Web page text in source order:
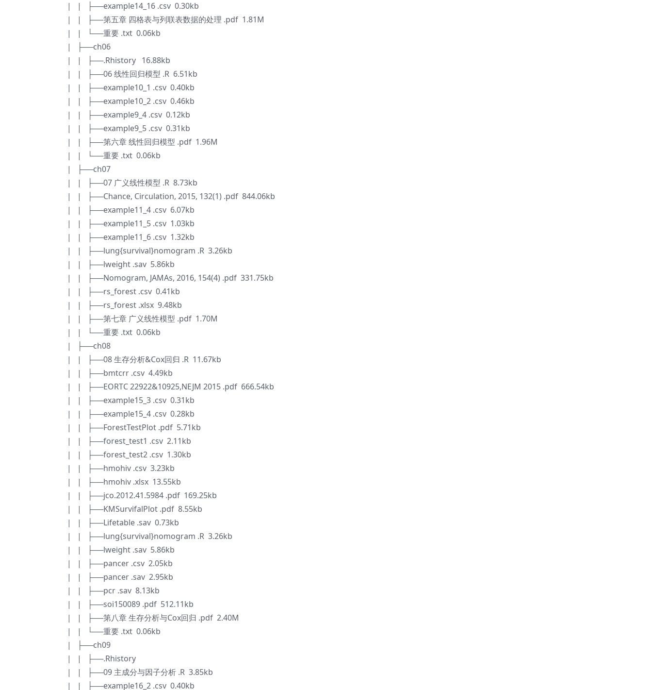
| | ├──example14_16 .csv 0.30kb
| | ├──第五章 四格表与列联表数据的处理 .pdf 1.81M
| | └──重要 .txt 0.06kb
| ├──ch06
| | ├──.Rhistory 16.88kb
| | ├──06 线性回归模型 .R 6.51kb
| | ├──example10_1 .csv 0.40kb
| | ├──example10_2 .csv 0.46kb
| | ├──example9_4 .csv 0.12kb
| | ├──example9_5 .csv 0.31kb
| | ├──第六章 线性回归模型 .pdf 1.96M
| | └──重要 .txt 0.06kb
| ├──ch07
| | ├──07 广义线性模型 .R 8.73kb
| | ├──Chance, Circulation, 2015, 132(1) .pdf 844.06kb
| | ├──example11_4 .csv 6.07kb
| | ├──example11_5 .csv 1.03kb
| | ├──example11_6 .csv 1.32kb
| | ├──lung{survival}nomogram .R 3.26kb
| | ├──lweight .sav 5.86kb
| | ├──Nomogram, JAMAs, 2016, 154(4) .pdf 331.75kb
| | ├──rs_forest .csv 0.41kb
| | ├──rs_forest .xlsx 9.48kb
| | ├──第七章 广义线性模型 .pdf 1.70M
| | └──重要 .txt 0.06kb
| ├──ch08
| | ├──08 生存分析&Cox回归 .R 11.67kb
| | ├──bmtcrr .csv 4.49kb
| | ├──EORTC 22922&10925,NEJM 2015 .pdf 666.54kb
| | ├──example15_3 .csv 0.31kb
| | ├──example15_4 .csv 0.28kb
| | ├──ForestTestPlot .pdf 5.71kb
| | ├──forest_test1 .csv 2.11kb
| | ├──forest_test2 .csv 1.30kb
| | ├──hmohiv .csv 3.23kb
| | ├──hmohiv .xlsx 13.55kb
| | ├──jco.2012.41.5984 .pdf 169.25kb
| | ├──KMSurvifalPlot .pdf 8.55kb
| | ├──Lifetable .sav 0.73kb
| | ├──lung{survival}nomogram .R 3.26kb
| | ├──lweight .sav 5.86kb
| | ├──pancer .csv 2.05kb
| | ├──pancer .sav 2.95kb
| | ├──pcr .sav 8.13kb
| | ├──soi150089 .pdf 512.11kb
| | ├──第八章 生存分析与Cox回归 .pdf 2.40M
| | └──重要 .txt 0.06kb
| ├──ch09
| | ├──.Rhistory
| | ├──09 主成分与因子分析 .R 3.85kb
| | ├──example16_2 .csv 0.40kb